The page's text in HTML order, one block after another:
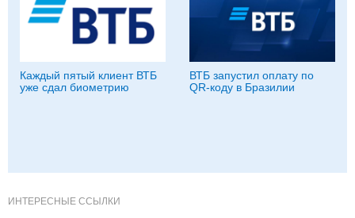
Каждый пятый клиент ВТБ
уже сдал биометрию
ВТБ запустил оплату по
QR-коду в Бразилии
ИНТЕРЕСНЫЕ ССЫЛКИ